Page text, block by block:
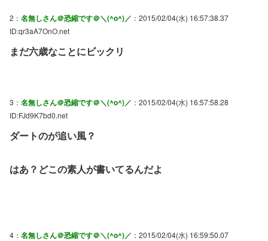
2： 名無しさん＠恐縮です＠＼(^o^)／ ：2015/02/04(水) 16:57:38.37
ID:qr3aA7OnO.net
まだ六歳なことにビックリ
3： 名無しさん＠恐縮です＠＼(^o^)／ ：2015/02/04(水) 16:57:58.28
ID:FJd9K7bd0.net
ダートのが追い風？
はあ？どこの素人が書いてるんだよ
4： 名無しさん＠恐縮です＠＼(^o^)／ ：2015/02/04(水) 16:59:50.07